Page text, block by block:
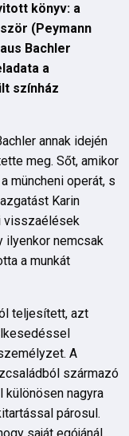
könyv: a
(Peymann
Bachler
a
színház
annak idején
meg. Sőt, amikor
müncheni operát, s
Karin
visszaélések
ilyenkor nemcsak
a munkát
teljesített, azt
A
származó
különösen nagyra
párosul.